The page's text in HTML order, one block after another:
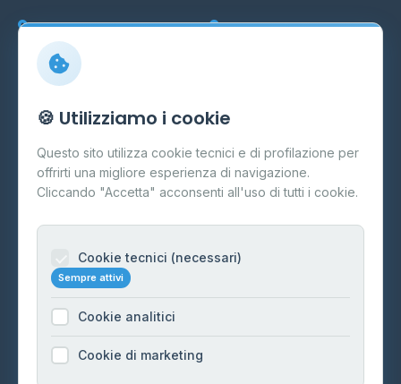
Marche Veneto
Info
Cos'è il GPL
FAQ
Contatti
Informazioni legali
Cookie Policy
Preferenze Cookie
🍪 Utilizziamo i cookie
Questo sito utilizza cookie tecnici e di profilazione per
offrirti una migliore esperienza di navigazione.
Cliccando "Accetta" acconsenti all'uso di tutti i cookie.
Cookie tecnici (necessari)
Sempre attivi
Cookie analitici
Cookie di marketing